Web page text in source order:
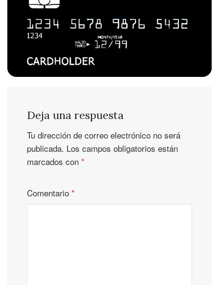
Deja una respuesta
Tu dirección de correo electrónico no será
publicada. Los campos obligatorios están
marcados con *
Comentario *